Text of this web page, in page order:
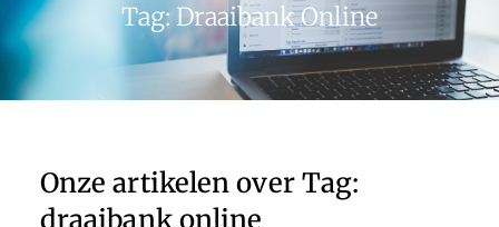
Tag: Draaibank Online
Onze artikelen over Tag:
draaibank online